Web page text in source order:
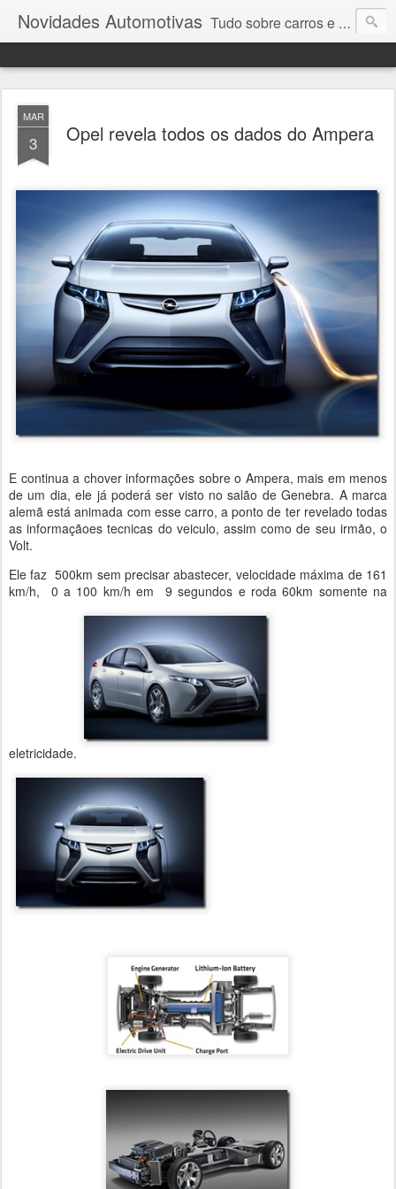
Novidades Automotivas Tudo sobre carros e motores
MAR
3 Opel revela todos os dados do Ampera
E continua a chover informações sobre o Ampera, mais em menos
de um dia, ele já poderá ser visto no salão de Genebra. A marca
alemã está animada com esse carro, a ponto de ter revelado todas
as informaçãoes tecnicas do veiculo, assim como de seu irmão, o
Volt.
Ele faz 500km sem precisar abastecer, velocidade máxima de 161
km/h, 0 a 100 km/h em 9 segundos e roda 60km somente na
eletricidade.